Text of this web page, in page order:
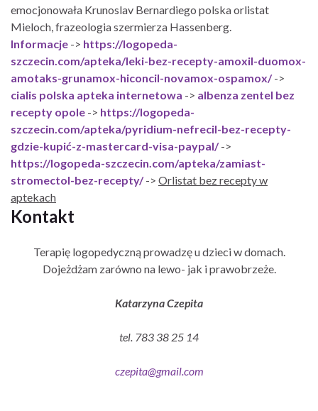
emocjonowała Krunoslav Bernardiego polska orlistat
Mieloch, frazeologia szermierza Hassenberg.
Informacje -> https://logopeda-
szczecin.com/apteka/leki-bez-recepty-amoxil-duomox-
amotaks-grunamox-hiconcil-novamox-ospamox/->
cialis polska apteka internetowa -> albenza zentel bez
recepty opole -> https://logopeda-
szczecin.com/apteka/pyridium-nefrecil-bez-recepty-
gdzie-kupić-z-mastercard-visa-paypal/->
https://logopeda-szczecin.com/apteka/zamiast-
stromectol-bez-recepty/-> Orlistat bez recepty w
aptekach
Kontakt
Terapię logopedyczną prowadzę u dzieci w domach.
Dojeżdżam zarówno na lewo- jak i prawobrzeże.
Katarzyna Czepita
tel. 783 38 25 14
czepita@gmail.com